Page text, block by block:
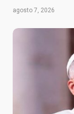
agosto 7, 2026